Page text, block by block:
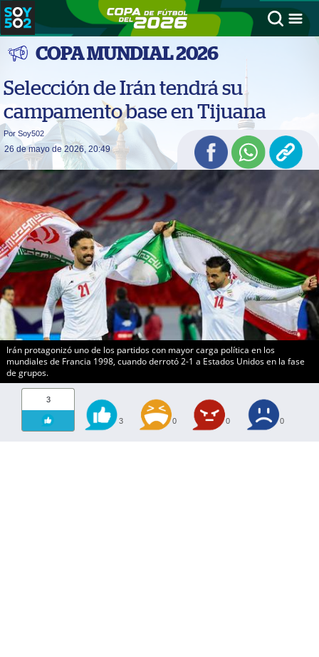
COPA MUNDIAL 2026
Selección de Irán tendrá su
campamento base en Tijuana
Por Soy502
26 de mayo de 2026, 20:49
Irán protagonizó uno de los partidos con mayor carga política en los
mundiales de Francia 1998, cuando derrotó 2-1 a Estados Unidos en la fase
de grupos.
3
3 0 0 0